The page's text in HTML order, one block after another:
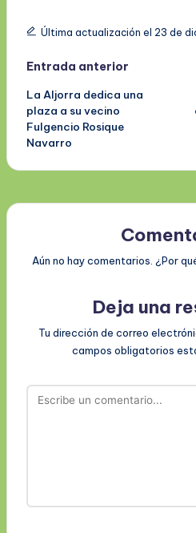
Última actualización el 23 de
Navegación
de
entradas
Entrada anterior
La Aljorra dedica una
plaza a su vecino
Fulgencio Rosique
Navarro
Aún no hay comentarios. ¿Por
Deja una
Tu dirección de correo
campos obligatorios